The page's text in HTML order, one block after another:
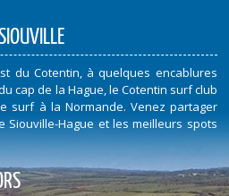
du Cotentin, à quelques encablures
cap de la Hague, le Cotentin surf club
surf à la Normande. Venez partager
Hague et les meilleurs spots